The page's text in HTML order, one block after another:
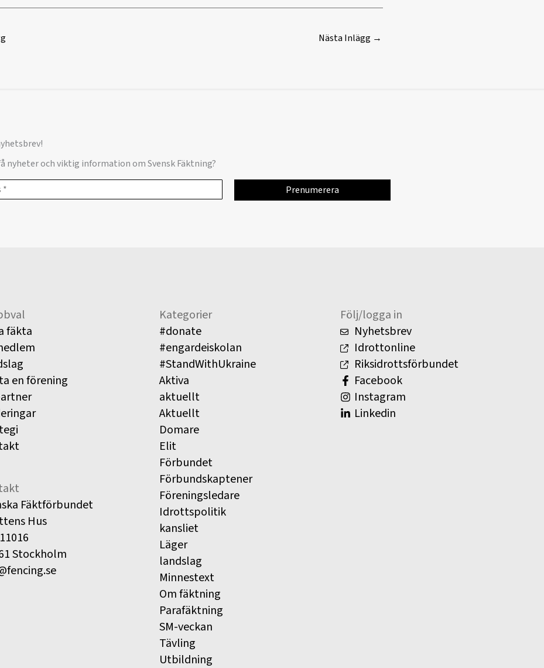
Nästa Inlägg →
nyheter och viktig information om Svensk Fäktning?
fäkta
en förening
Fäktförbundet
Hus
Stockholm
Kategorier
#donate
#engardeiskolan
#StandWithUkraine
Aktiva
aktuellt
Aktuellt
Domare
Elit
Förbundet
Förbundskaptener
Föreningsledare
Idrottspolitik
kansliet
Läger
landslag
Minnestext
Om fäktning
Parafäktning
SM-veckan
Tävling
Utbildning
Följ/logga in
Nyhetsbrev
Idrottonline
Riksidrottsförbundet
Facebook
Instagram
Linkedin